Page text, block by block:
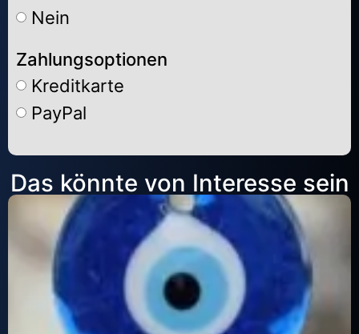
Nein
Zahlungsoptionen
Kreditkarte
PayPal
Alternative:
Das könnte von Interesse sein